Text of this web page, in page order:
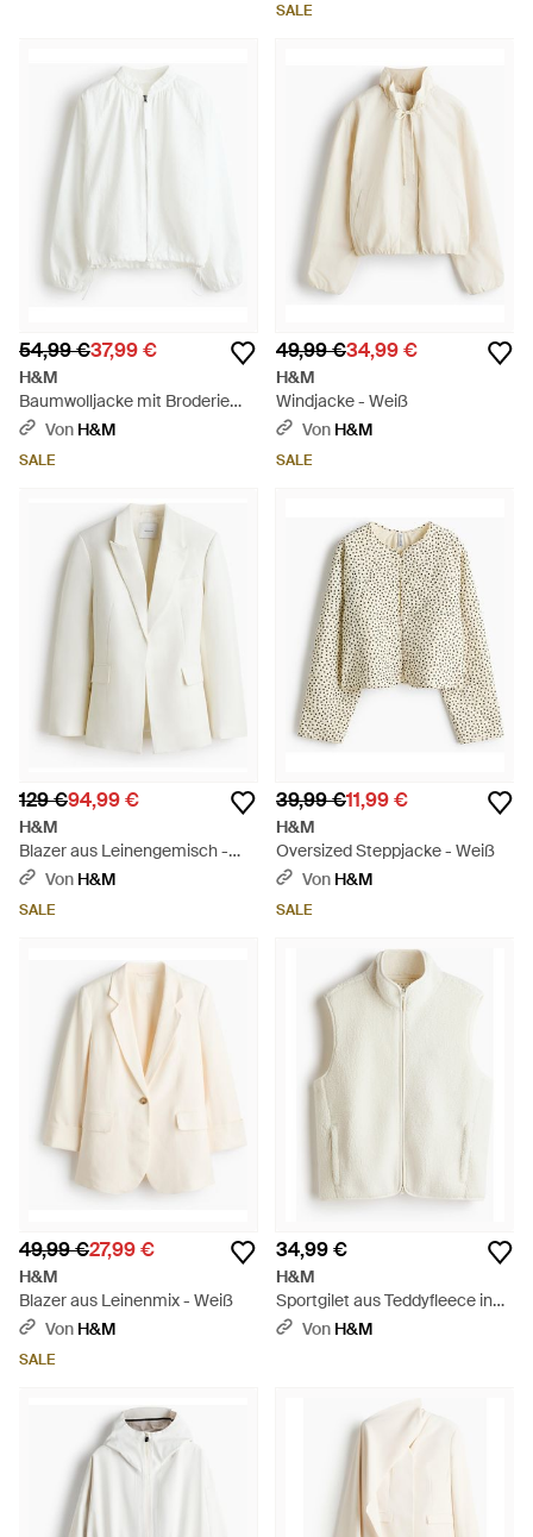
SALE
54,99 €37,99 €
H&M
Baumwolljacke mit Broderie
Anglaise - Weiß
Von H&M
SALE
49,99 €34,99 €
H&M
Windjacke - Weiß
Von H&M
SALE
129 €94,99 €
H&M
Blazer aus Leinengemisch -
WeißVon H&M
SALE
39,99 €11,99 €
H&M
Oversized Steppjacke - Weiß
Von H&M
SALE
49,99 €27,99 €
H&M
Blazer aus Leinenmix - Weiß
Von H&M
SALE
34,99 €
H&M
Sportgilet aus Teddyfleece in
Loose Fit - Weiß
Von H&M